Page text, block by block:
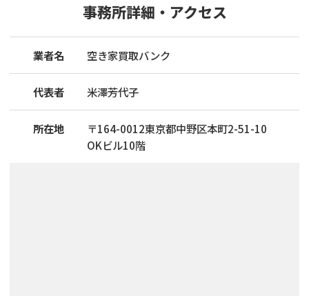
事務所詳細・アクセス
業者名 空き家買取バンク
代表者 米澤芳代子
所在地 〒164-0012東京都中野区本町2-51-10
OKビル10階